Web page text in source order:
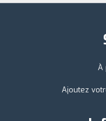
À
Ajoutez